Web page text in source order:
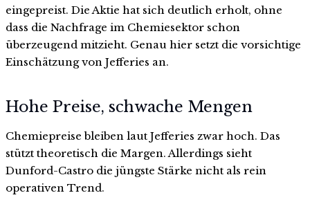
eingepreist. Die Aktie hat sich deutlich erholt, ohne
dass die Nachfrage im Chemiesektor schon
überzeugend mitzieht. Genau hier setzt die vorsichtige
Einschätzung von Jefferies an.
Hohe Preise, schwache Mengen
Chemiepreise bleiben laut Jefferies zwar hoch. Das
stützt theoretisch die Margen. Allerdings sieht
Dunford-Castro die jüngste Stärke nicht als rein
operativen Trend.